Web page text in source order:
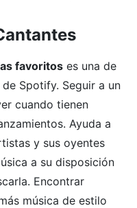
favoritos es una de
Spotify. Seguir a un
cuando tienen
Ayuda a
y sus oyentes
a su disposición
Encontrar
música de estilo